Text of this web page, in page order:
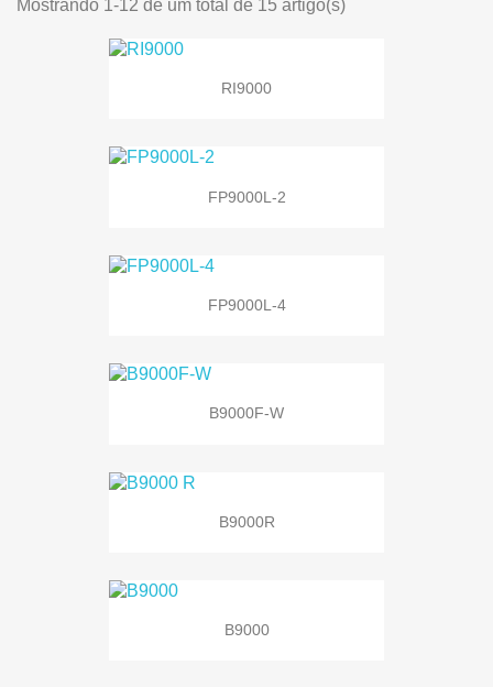
Mostrando 1-12 de um total de 15 artigo(s)
RI9000
FP9000L-2
FP9000L-4
B9000F-W
B9000R
B9000